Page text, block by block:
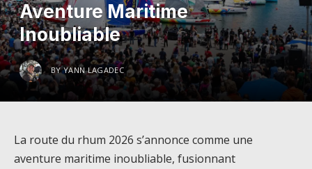
Aventure Maritime
Inoubliable
BY YANN LAGADEC
La route du rhum 2026 s’annonce comme une
aventure maritime inoubliable, fusionnant